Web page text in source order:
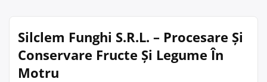
Silclem Funghi S.R.L. – Procesare Și
Conservare Fructe Și Legume În
Motru